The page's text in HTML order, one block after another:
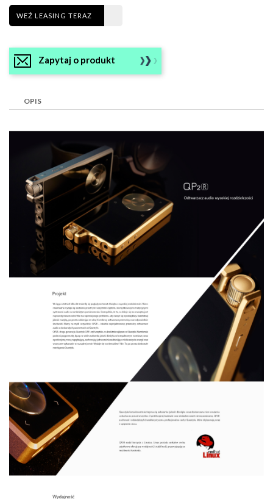
WEŹ LEASING TERAZ
Zapytaj o produkt
OPIS